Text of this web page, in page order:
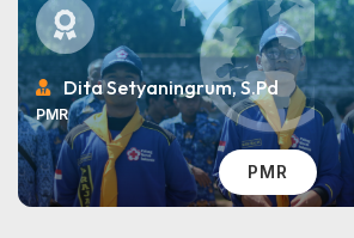
Dita Setyaningrum, S.Pd
PMR
PMR